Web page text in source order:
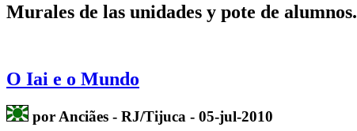
Murales de las unidades y pote de alumnos.
O Iai e o Mundo
por Anciães - RJ/Tijuca - 05-jul-2010